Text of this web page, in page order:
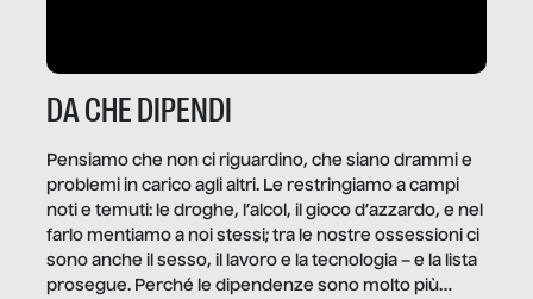
DA CHE DIPENDI
Pensiamo che non ci riguardino, che siano drammi e
problemi in carico agli altri. Le restringiamo a campi
noti e temuti: le droghe, l’alcol, il gioco d’azzardo, e nel
farlo mentiamo a noi stessi; tra le nostre ossessioni ci
sono anche il sesso, il lavoro e la tecnologia – e la lista
prosegue. Perché le dipendenze sono molto più